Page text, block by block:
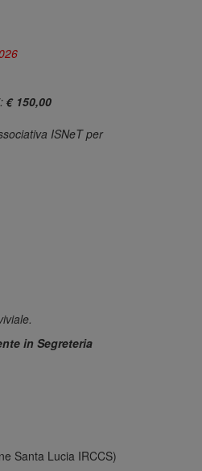
€ 150,00
ISNeT per
in Segreteria
Santa Lucia IRCCS)